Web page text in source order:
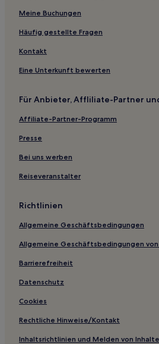
Familien in Isla
Günstige in Somo
Vioño Hotels
San Román Hotels
Llanos Hotels
Barros Hotels
Reocín Hotels
Oreña Hotels
Hotels nahe La Playuca
Golbardo Hotels
San Miguel Hotels
Rudagüera Hotels
Yuso Hotels
Hotels nahe Santander
Hotels nahe Kapelle Ermita de
Hotels nahe Strand von Currucasa
Polanco Hotels
Meine Buchungen
Häufig gestellte Fragen
Kontakt
Eine Unterkunft bewerten
Für Anbieter, Affliliate-Partner
Affiliate-Partner-Programm
Presse
Bei uns werben
Reiseveranstalter
Richtlinien
Allgemeine Geschäftsbedingungen
Allgemeine Geschäftsbedingungen
Barrierefreiheit
Datenschutz
Cookies
Rechtliche Hinweise/Kontakt
Inhaltsrichtlinien und Melden von